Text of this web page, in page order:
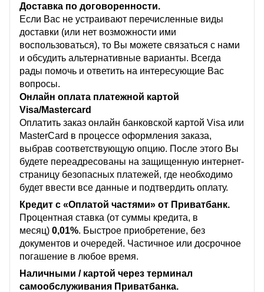
Доставка по договоренности.
Если Вас не устраивают перечисленные виды
доставки (или нет возможности ими
воспользоваться), то Вы можете связаться с нами
и обсудить альтернативные варианты. Всегда
рады помочь и ответить на интересующие Вас
вопросы.
Онлайн оплата платежной картой
Visa/Mastercard
Оплатить заказ онлайн банковской картой Visa или
MasterCard в процессе оформления заказа,
выбрав соответствующую опцию. После этого Вы
будете переадресованы на защищенную интернет-
страницу безопасных платежей, где необходимо
будет ввести все данные и подтвердить оплату.
Кредит с «Оплатой частями» от Приватбанк.
Процентная ставка (от суммы кредита, в
месяц) 0,01%. Быстрое приобретение, без
документов и очередей. Частичное или досрочное
погашение в любое время.
Наличными / картой через терминал
самообслуживания Приватбанка.